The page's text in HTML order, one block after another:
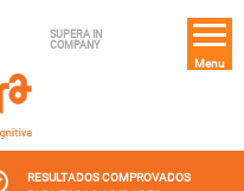
SUPERA IN
COMPANY
Menu
RESULTADOS COMPROVADOS